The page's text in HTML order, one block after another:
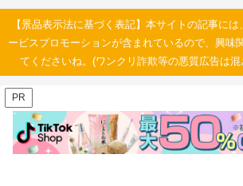
【景品表示法に基づく表記】本サイトの記事に
ービスプロモーションが含まれているので、興味
てくださいね。(ワンクリ詐欺等の悪質広告は
PR